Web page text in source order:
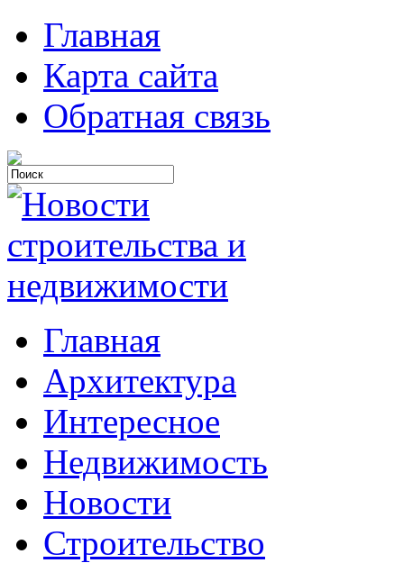
Главная
Карта сайта
Обратная связь
Главная
Архитектура
Интересное
Недвижимость
Новости
Строительство